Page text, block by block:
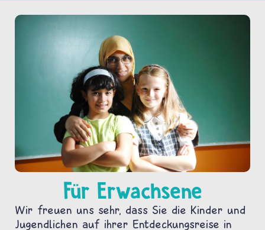
Für Erwachsene
Wir freuen uns sehr, dass Sie die Kinder und
Jugendlichen auf ihrer Entdeckungsreise in